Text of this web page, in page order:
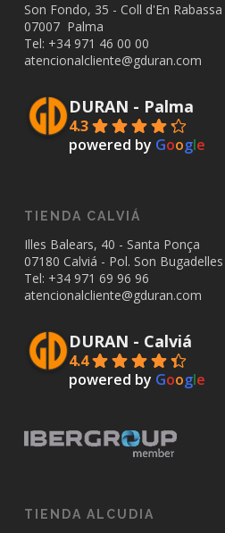
Son Fondo, 35 - Coll d'En Rabassa
07007 Palma
Tel: +34 971 46 00 00
atencionalcliente@gduran.com
DURAN - Palma
4.3
powered by Google
TIENDA CALVIÁ
Illes Balears, 40 - Santa Ponça
07180 Calviá - Pol. Son Bugadelles
Tel: +34 971 69 96 96
atencionalcliente@gduran.com
DURAN - Calviá
4.4
powered by Google
TIENDA ALCUDIA